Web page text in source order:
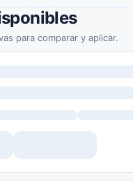
para comparar y aplicar.